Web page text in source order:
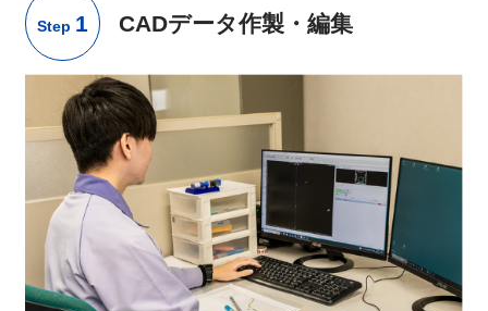
Step 1 CADデータ作製・編集